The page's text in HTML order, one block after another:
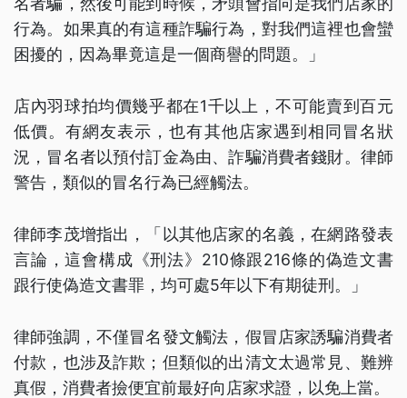
行為。如果真的有這種詐騙行為，對我們這裡也會蠻
困擾的，因為畢竟這是一個商譽的問題。」
店內羽球拍均價幾乎都在1千以上，不可能賣到百元
低價。有網友表示，也有其他店家遇到相同冒名狀
況，冒名者以預付訂金為由、詐騙消費者錢財。律師
警告，類似的冒名行為已經觸法。
律師李茂增指出，「以其他店家的名義，在網路發表
言論，這會構成《刑法》210條跟216條的偽造文書
跟行使偽造文書罪，均可處5年以下有期徒刑。」
律師強調，不僅冒名發文觸法，假冒店家誘騙消費者
付款，也涉及詐欺；但類似的出清文太過常見、難辨
真假，消費者撿便宜前最好向店家求證，以免上當。